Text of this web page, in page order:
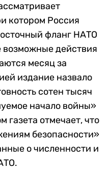
котором Россия
фланг НАТО
возможные действия
месяц за
издание назвало
сотен тысяч
начало войны»
газета отмечает, что
безопасности»
о численности и